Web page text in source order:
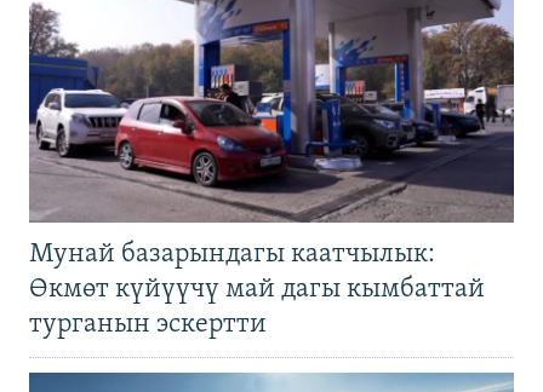
Мунай базарындагы каатчылык:
Өкмөт күйүүчү май дагы кымбаттай
турганын эскертти